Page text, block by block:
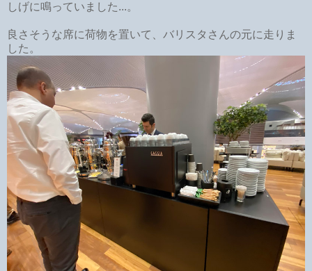
しげに鳴っていました...。
良さそうな席に荷物を置いて、バリスタさんの元に走りま
した。